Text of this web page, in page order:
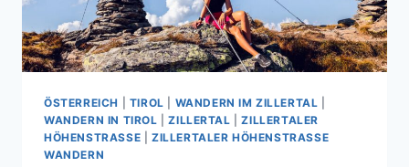
ÖSTERREICH TIROL WANDERN IM ZILLERTAL
WANDERN IN TIROL |ZILLERTAL |ZILLERTALER
HÖHENSTRASSE
ZILLERTALER HÖHENSTRASSE W
ANDERN